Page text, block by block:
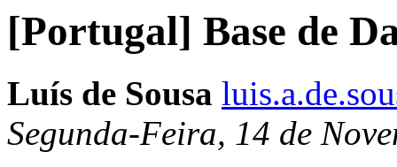
[Portugal] Base de
Luís de Sousa
Segunda-Feira, 14 de